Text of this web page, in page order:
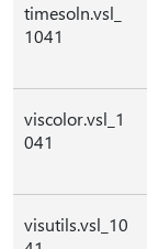
timesoln.vsl_
1041
viscolor.vsl_1
041
visutils.vsl_10